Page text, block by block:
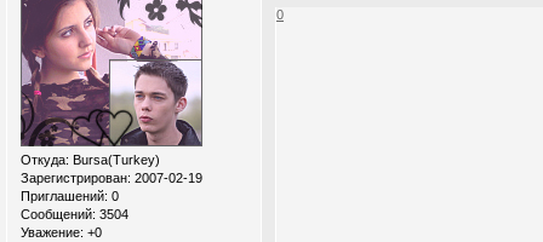
Откуда: Bursa(Turkey)
Зарегистрирован: 2007-02-19
Приглашений: 0
Сообщений: 3504
Уважение: +0
0